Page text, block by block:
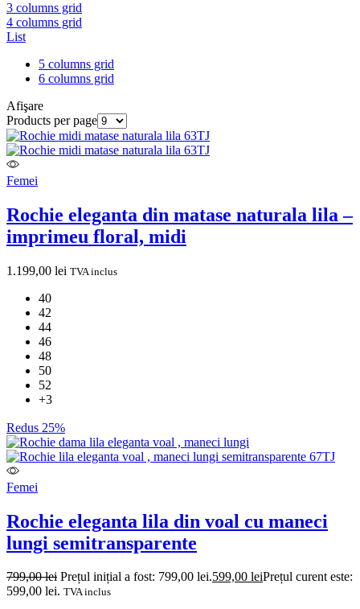
3 columns grid
4 columns grid
List
5 columns grid
6 columns grid
Afişare
Products per page
Femei
Rochie eleganta din matase naturala lila –
imprimeu floral, midi
1.199,00 lei TVA inclus
40
42
44
46
48
50
52
+3
Redus 25%
Femei
Rochie eleganta lila din voal cu maneci
lungi semitransparente
799,00lei Prețul inițial a fost: 799,00 lei.599,00 leiPrețul curent este:
599,00 lei. TVA inclus